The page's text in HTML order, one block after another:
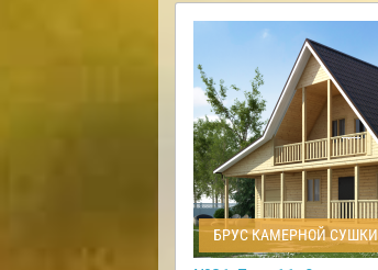
БРУС КАМЕРНОЙ СУШКИ